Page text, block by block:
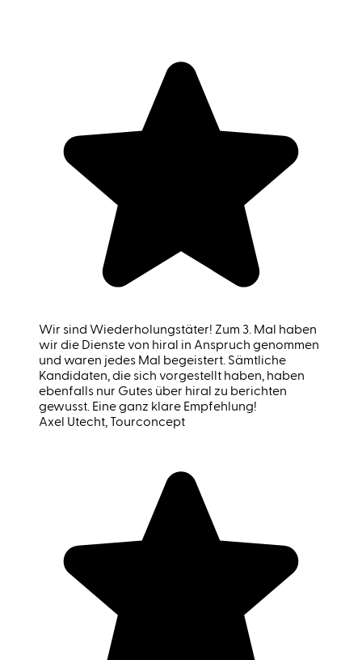
Wir sind Wiederholungstäter! Zum 3. Mal haben
wir die Dienste von hiral in Anspruch genommen
und waren jedes Mal begeistert. Sämtliche
Kandidaten, die sich vorgestellt haben, haben
ebenfalls nur Gutes über hiral zu berichten
gewusst. Eine ganz klare Empfehlung!
Axel Utecht, Tourconcept